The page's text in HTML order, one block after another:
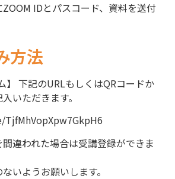
IDとパスコード、資料を送付
方法
】 下記のURLもしくはQRコードか
いただきます。
違われた場合は受講登録ができま
いようお願いします。